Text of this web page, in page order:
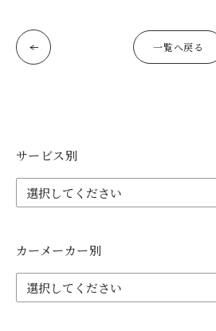
一覧へ戻る
サービス別
カーメーカー別